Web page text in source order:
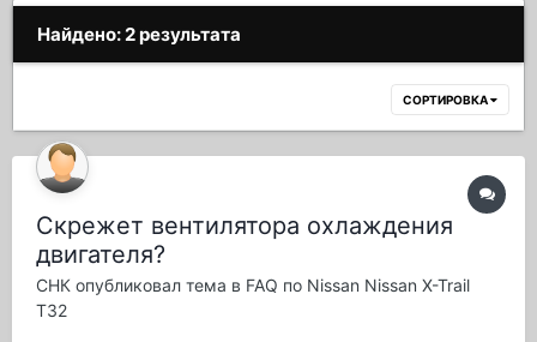
Найдено: 2 результата
СОРТИРОВКА
Скрежет вентилятора охлаждения
двигателя?
СНК опубликовал тема в FAQ по Nissan Nissan X-Trail
T32